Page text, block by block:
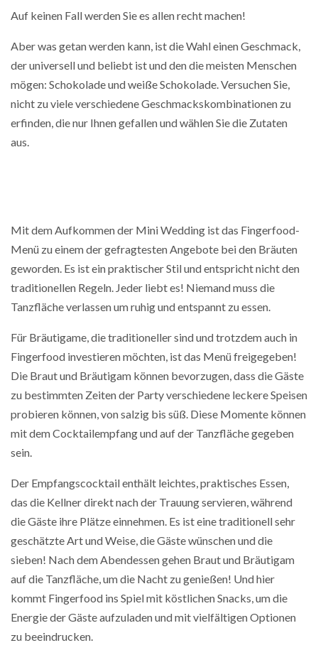
Auf keinen Fall werden Sie es allen recht machen!
Aber was getan werden kann, ist die Wahl einen Geschmack,
der universell und beliebt ist und den die meisten Menschen
mögen: Schokolade und weiße Schokolade. Versuchen Sie,
nicht zu viele verschiedene Geschmackskombinationen zu
erfinden, die nur Ihnen gefallen und wählen Sie die Zutaten
aus.
Mit dem Aufkommen der Mini Wedding ist das Fingerfood-
Menü zu einem der gefragtesten Angebote bei den Bräuten
geworden. Es ist ein praktischer Stil und entspricht nicht den
traditionellen Regeln. Jeder liebt es! Niemand muss die
Tanzfläche verlassen um ruhig und entspannt zu essen.
Für Bräutigame, die traditioneller sind und trotzdem auch in
Fingerfood investieren möchten, ist das Menü freigegeben!
Die Braut und Bräutigam können bevorzugen, dass die Gäste
zu bestimmten Zeiten der Party verschiedene leckere Speisen
probieren können, von salzig bis süß. Diese Momente können
mit dem Cocktailempfang und auf der Tanzfläche gegeben
sein.
Der Empfangscocktail enthält leichtes, praktisches Essen,
das die Kellner direkt nach der Trauung servieren, während
die Gäste ihre Plätze einnehmen. Es ist eine traditionell sehr
geschätzte Art und Weise, die Gäste wünschen und die
sieben! Nach dem Abendessen gehen Braut und Bräutigam
auf die Tanzfläche, um die Nacht zu genießen! Und hier
kommt Fingerfood ins Spiel mit köstlichen Snacks, um die
Energie der Gäste aufzuladen und mit vielfältigen Optionen
zu beeindrucken.